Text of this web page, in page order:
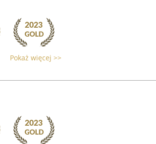
Pokaż więcej >>